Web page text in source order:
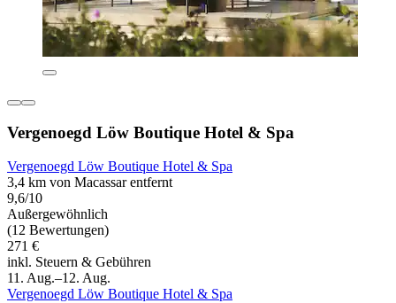
Vergenoegd Löw Boutique Hotel & Spa
Vergenoegd Löw Boutique Hotel & Spa
3,4 km von Macassar entfernt
9,6/10
Außergewöhnlich
(12 Bewertungen)
271 €
inkl. Steuern & Gebühren
11. Aug.–12. Aug.
Vergenoegd Löw Boutique Hotel & Spa